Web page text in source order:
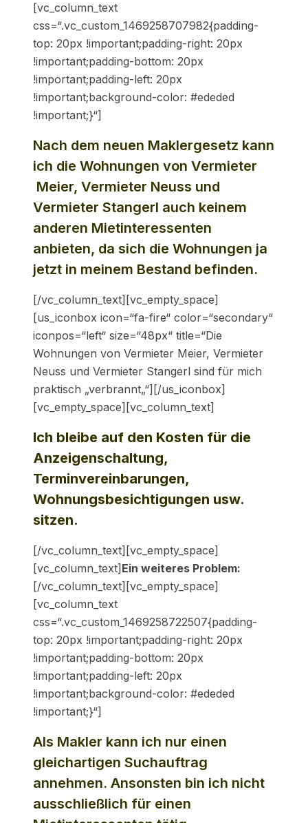
[vc_column_text
css=“.vc_custom_1469258707982{padding-
top: 20px !important;padding-right: 20px
!important;padding-bottom: 20px
!important;padding-left: 20px
!important;background-color: #ededed
!important;}“]
Nach dem neuen Maklergesetz kann
ich die Wohnungen von Vermieter
Meier, Vermieter Neuss und
Vermieter Stangerl auch keinem
anderen Mietinteressenten
anbieten, da sich die Wohnungen ja
jetzt in meinem Bestand befinden.
[/vc_column_text][vc_empty_space]
[us_iconbox icon=“fa-fire“ color=“secondary“
iconpos=“left“ size=“48px“ title=“Die
Wohnungen von Vermieter Meier, Vermieter
Neuss und Vermieter Stangerl sind für mich
praktisch „verbrannt„“][/us_iconbox]
[vc_empty_space][vc_column_text]
Ich bleibe auf den Kosten für die
Anzeigenschaltung,
Terminvereinbarungen,
Wohnungsbesichtigungen usw.
sitzen.
[/vc_column_text][vc_empty_space]
[vc_column_text] Ein weiteres Problem:
[/vc_column_text][vc_empty_space]
[vc_column_text
css=“.vc_custom_1469258722507{padding-
top: 20px !important;padding-right: 20px
!important;padding-bottom: 20px
!important;padding-left: 20px
!important;background-color: #ededed
!important;}“]
Als Makler kann ich nur einen
gleichartigen Suchauftrag
annehmen. Ansonsten bin ich nicht
ausschließlich für einen